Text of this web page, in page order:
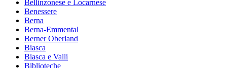
Bellinzonese e Locarnese
Benessere
Berna
Berna-Emmental
Berner Oberland
Biasca
Biasca e Valli
Biblioteche